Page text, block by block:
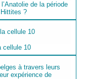
de la période
?
cellule 10